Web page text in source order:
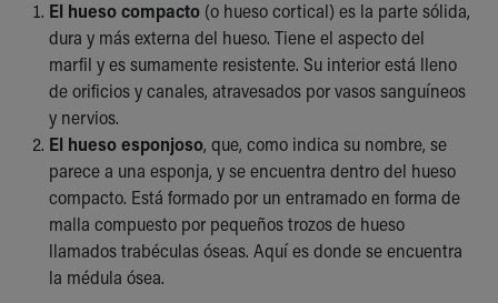
Our Leadership
Quality and Patient Safety
Unity and Engagement
Women's Board
Our History
More childhood, please.™
Cincinnati Children's
Your Visit
MyChart Telehealth Visits
Directions
Doggie Brigade
El hueso compacto (o hueso cortical) es la parte sólida,
dura y más externa del hueso. Tiene el aspecto del
marfil y es sumamente resistente. Su interior está lleno
de orificios y canales, atravesados por vasos sanguíneos
y nervios.
El hueso esponjoso, que, como indica su nombre, se
parece a una esponja, y se encuentra dentro del hueso
compacto. Está formado por un entramado en forma de
malla compuesto por pequeños trozos de hueso
llamados trabéculas óseas. Aquí es donde se encuentra
la médula ósea.